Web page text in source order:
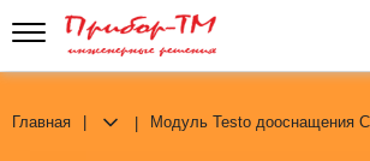
Главная Модуль Testo дооснащения